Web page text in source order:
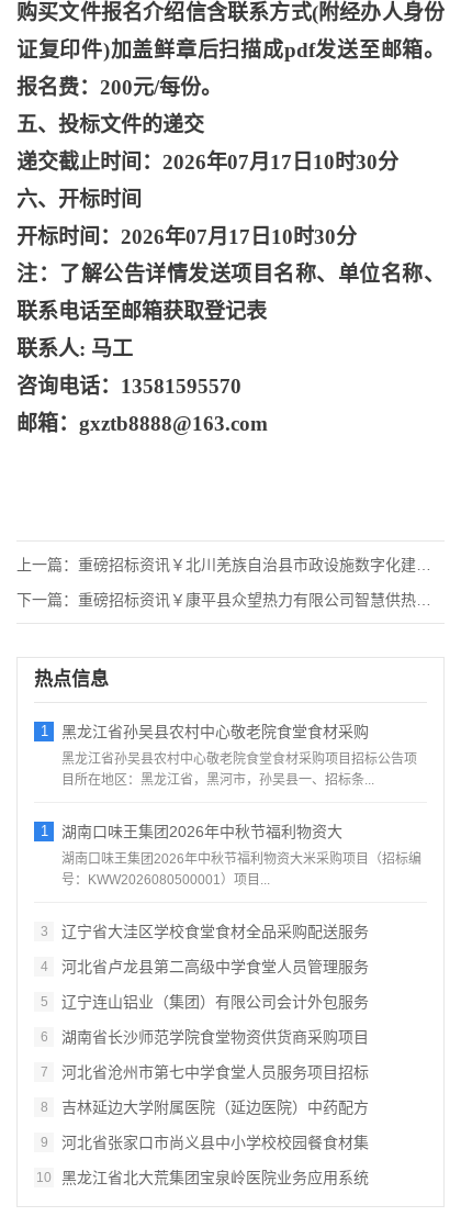
购买文件报名介绍信含联系方式(附经办人身份
证复印件)加盖鲜章后扫描成pdf发送至邮箱。
报名费：200元/每份。
五、投标文件的递交
递交截止时间： 2026年07月17日10时30分
六、开标时间
开标时间： 2026年07月17日10时30分
注：了解公告详情发送项目名称、单位名称、
联系电话至邮箱获取登记表
联系人: 马工
咨询电话： 13581595570
邮箱： gxztb8888@163.com
上一篇： 重磅招标资讯￥北川羌族自治县市政设施数字化建设项目-指挥大厅
下一篇： 重磅招标资讯￥康平县众望热力有限公司智慧供热改造项目招标公告
热点信息
1 黑龙江省孙吴县农村中心敬老院食堂食材采购
黑龙江省孙吴县农村中心敬老院食堂食材采购项目招标公告项
目所在地区：黑龙江省，黑河市，孙吴县一、招标条...
1 湖南口味王集团2026年中秋节福利物资大
湖南口味王集团2026年中秋节福利物资大米采购项目（招标编
号：KWW2026080500001）项目...
3 辽宁省大洼区学校食堂食材全品采购配送服务
4 河北省卢龙县第二高级中学食堂人员管理服务
5 辽宁连山铝业（集团）有限公司会计外包服务
6 湖南省长沙师范学院食堂物资供货商采购项目
7 河北省沧州市第七中学食堂人员服务项目招标
8 吉林延边大学附属医院（延边医院）中药配方
9 河北省张家口市尚义县中小学校校园餐食材集
10 黑龙江省北大荒集团宝泉岭医院业务应用系统